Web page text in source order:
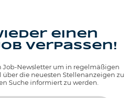
einen
verpassen!
Job-Newsletter um in regelmäßigen
über die neuesten Stellenanzeigen zu
Suche informiert zu werden.